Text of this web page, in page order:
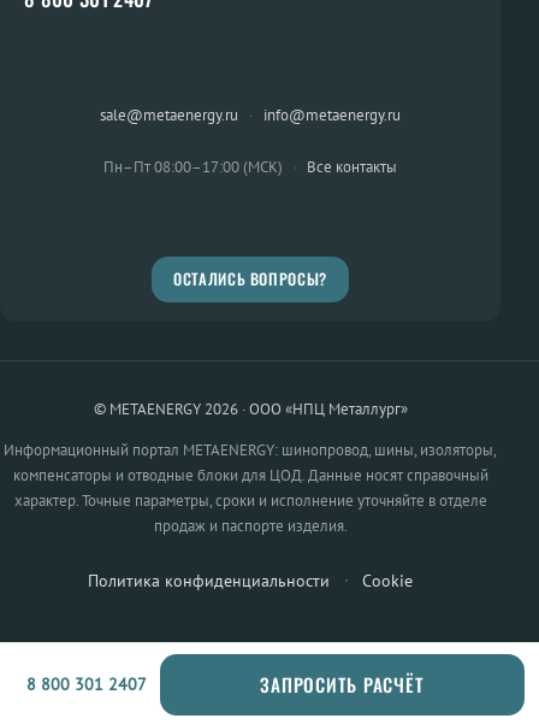
sale@metaenergy.ru · info@metaenergy.ru
Пн–Пт 08:00–17:00 (МСК) · Все контакты
ОСТАЛИСЬ ВОПРОСЫ?
© METAENERGY 2026 · ООО «НПЦ Металлург»
Информационный портал METAENERGY: шинопровод, шины, изоляторы,
компенсаторы и отводные блоки для ЦОД. Данные носят справочный
характер. Точные параметры, сроки и исполнение уточняйте в отделе
продаж и паспорте изделия.
Политика конфиденциальности · Cookie
8 800 301 2407 ЗАПРОСИТЬ РАСЧЁТ